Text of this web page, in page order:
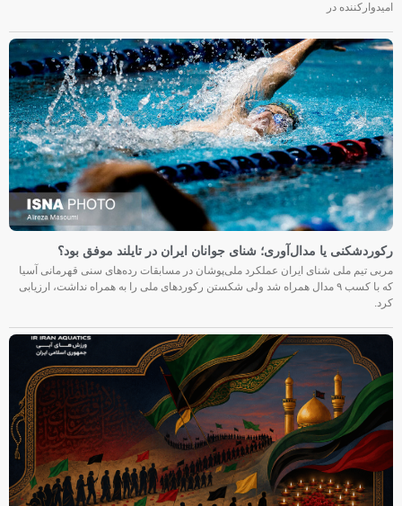
امیدوارکننده در
رکوردشکنی یا مدال‌آوری؛ شنای جوانان ایران در تایلند موفق بود؟
مربی تیم ملی شنای ایران عملکرد ملی‌پوشان در مسابقات رده‌های سنی قهرمانی آسیا
که با کسب ۹ مدال همراه شد ولی شکستن رکوردهای ملی را به همراه نداشت، ارزیابی
کرد.